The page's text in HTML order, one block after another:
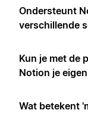
Ondersteunt
verschillende
Kun je met de
Notion je
Wat betekent